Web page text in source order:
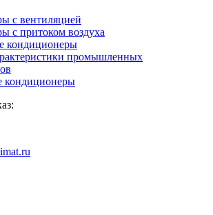
с вентиляцией
с притоком воздуха
кондиционеры
промышленных
кондиционеры